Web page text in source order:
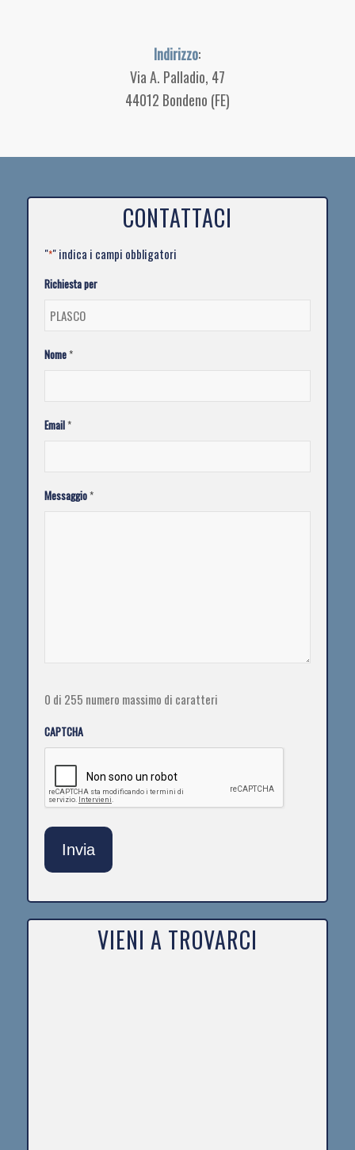
Indirizzo:
Via A. Palladio, 47
44012 Bondeno (FE)
CONTATTACI
"*" indica i campi obbligatori
Richiesta per
Nome*
Email*
Messaggio*
0 di 255 numero massimo di caratteri
CAPTCHA
VIENI A TROVARCI